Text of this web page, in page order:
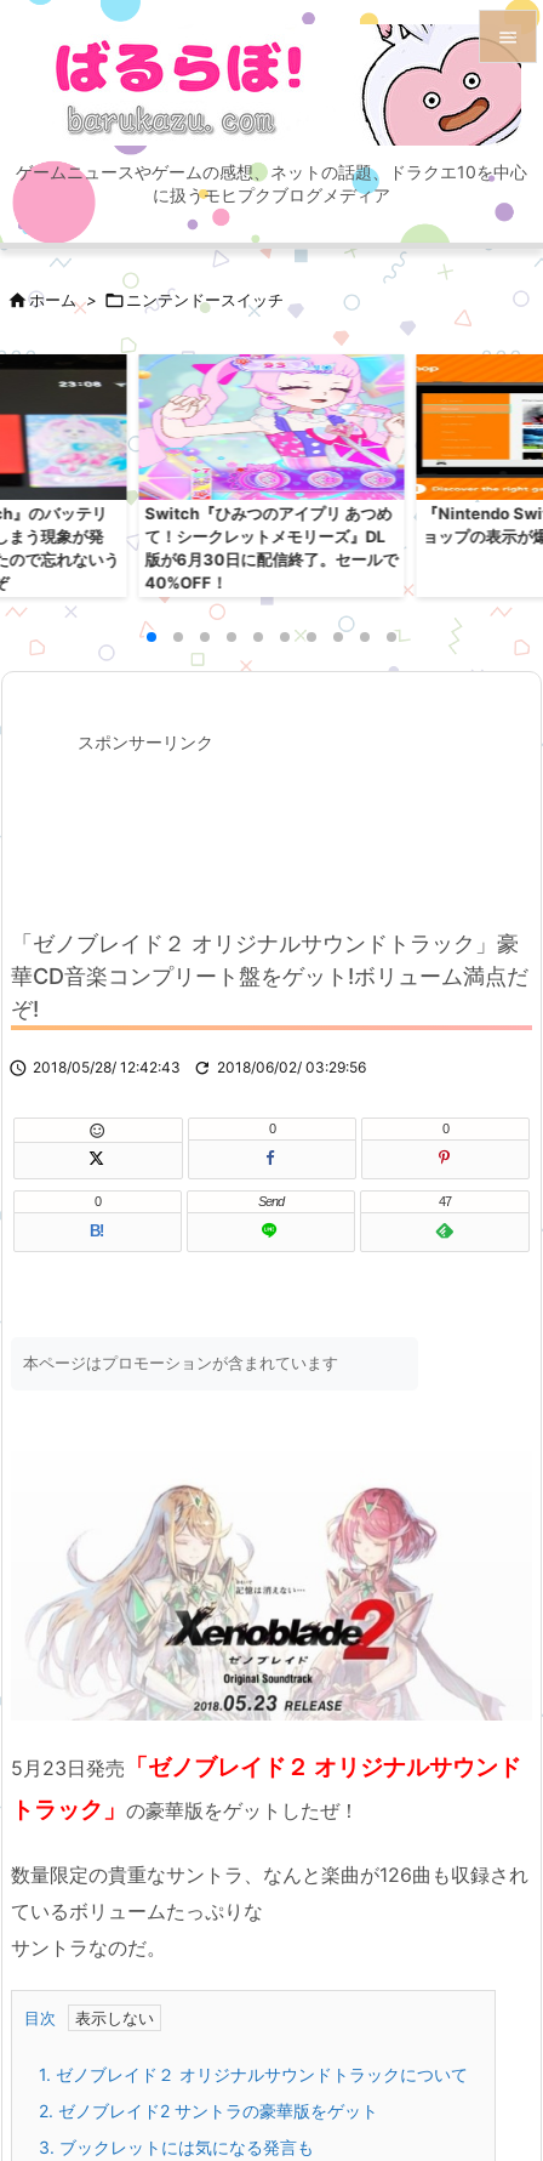
ゲームニュースやゲームの感想、ネットの話題、ドラクエ10を中心
に扱うモヒプクブログメディア

メニュ

サイド

次へ
ホーム >  ニンテンドースイッチ
のバッテリ
まう現象が発
ので忘れないう
Switch『ひみつのアイプリ あつめ
て！シークレットメモリーズ』DL
版が6月30日に配信終了。セールで
40%OFF！
『Nintendo
ョップの表示が
スポンサーリンク
「ゼノブレイド２ オリジナルサウンドトラック」豪
華CD音楽コンプリート盤をゲット!ボリューム満点だ
ぞ!
 2018/05/28/ 12:42:43  2018/06/02/ 03:29:56
 0 0
B!
0 Send 47
本ページはプロモーションが含まれています
5月23日発売 「ゼノブレイド２ オリジナルサウンド
トラック」 の豪華版をゲットしたぜ！
数量限定の貴重なサントラ、なんと楽曲が126曲も収録され
ているボリュームたっぷりな
サントラなのだ。
目次
1. ゼノブレイド２ オリジナルサウンドトラックについて
2. ゼノブレイド2 サントラの豪華版をゲット
3. ブックレットには気になる発言も